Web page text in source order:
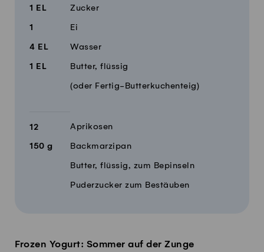
1 EL Zucker
1 Ei
4 EL Wasser
1 EL Butter, flüssig
(oder Fertig-Butterkuchenteig)
12 Aprikosen
150 g Backmarzipan
Butter, flüssig, zum Bepinseln
Puderzucker zum Bestäuben
Frozen Yogurt: Sommer auf der Zunge